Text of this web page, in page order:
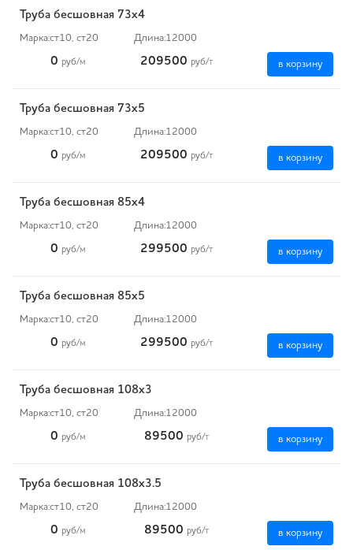
Труба бесшовная 73х4
Марка:ст10, ст20 Длина:12000
0 руб/м 209500 руб/т в корзину
Труба бесшовная 73х5
Марка:ст10, ст20 Длина:12000
0 руб/м 209500 руб/т в корзину
Труба бесшовная 85х4
Марка:ст10, ст20 Длина:12000
0 руб/м 299500 руб/т в корзину
Труба бесшовная 85х5
Марка:ст10, ст20 Длина:12000
0 руб/м 299500 руб/т в корзину
Труба бесшовная 108х3
Марка:ст10, ст20 Длина:12000
0 руб/м 89500 руб/т в корзину
Труба бесшовная 108х3.5
Марка:ст10, ст20 Длина:12000
0 руб/м 89500 руб/т в корзину